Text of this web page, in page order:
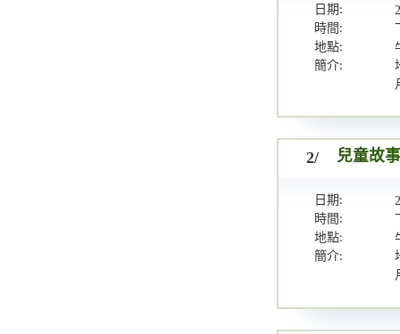
日期:
時間:
地點:
簡介:
2/ 兒童故
日期:
時間:
地點:
簡介: